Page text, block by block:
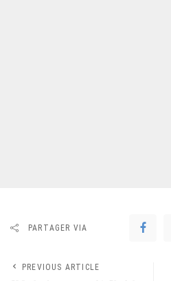
PARTAGER VIA
PREVIOUS ARTICLE